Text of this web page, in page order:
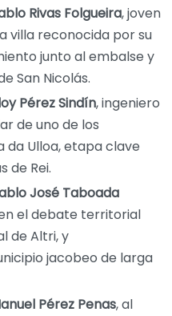
Rivas Folgueira, joven
villa reconocida por su
junto al embalse y
San Nicolás.
Pérez Sindín, ingeniero
de uno de los
Ulloa, etapa clave
de Rei.
José Taboada
el debate territorial
de Altri, y
jacobeo de larga
Pérez Penas, al